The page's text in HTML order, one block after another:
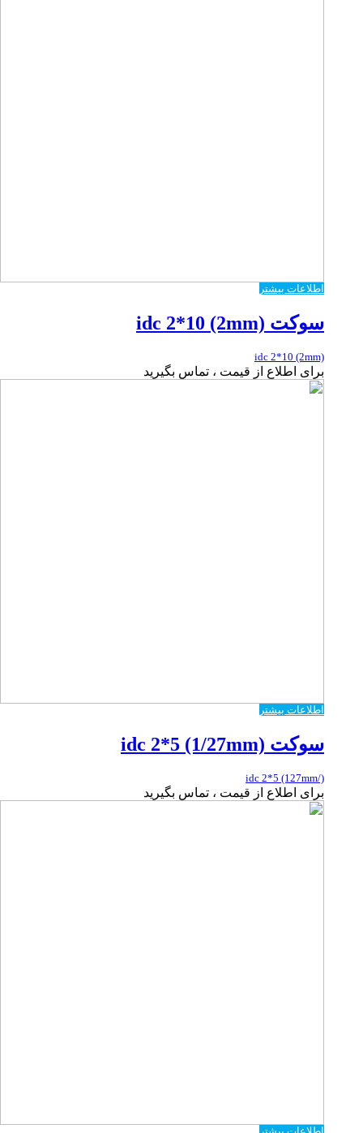
اطلاعات بیشتر
سوکت idc 2*10 (2mm)
idc 2*10 (2mm)
برای اطلاع از قیمت ، تماس بگیرید
اطلاعات بیشتر
سوکت idc 2*5 (1/27mm)
idc 2*5 (127mm/)
برای اطلاع از قیمت ، تماس بگیرید